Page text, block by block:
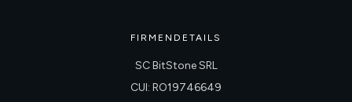
FIRMENDETAILS
SC BitStone SRL
CUI: RO19746649